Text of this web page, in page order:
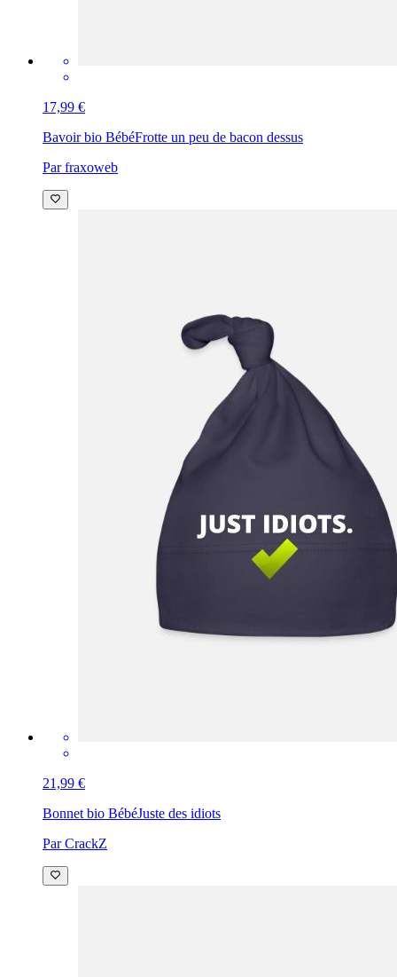
17,99 €
Bavoir bio BébéFrotte un peu de bacon dessus
Par fraxoweb
21,99 €
Bonnet bio BébéJuste des idiots
Par CrackZ